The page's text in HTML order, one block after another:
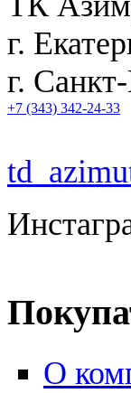
г.
г.
+7 (343) 342-24-33
О